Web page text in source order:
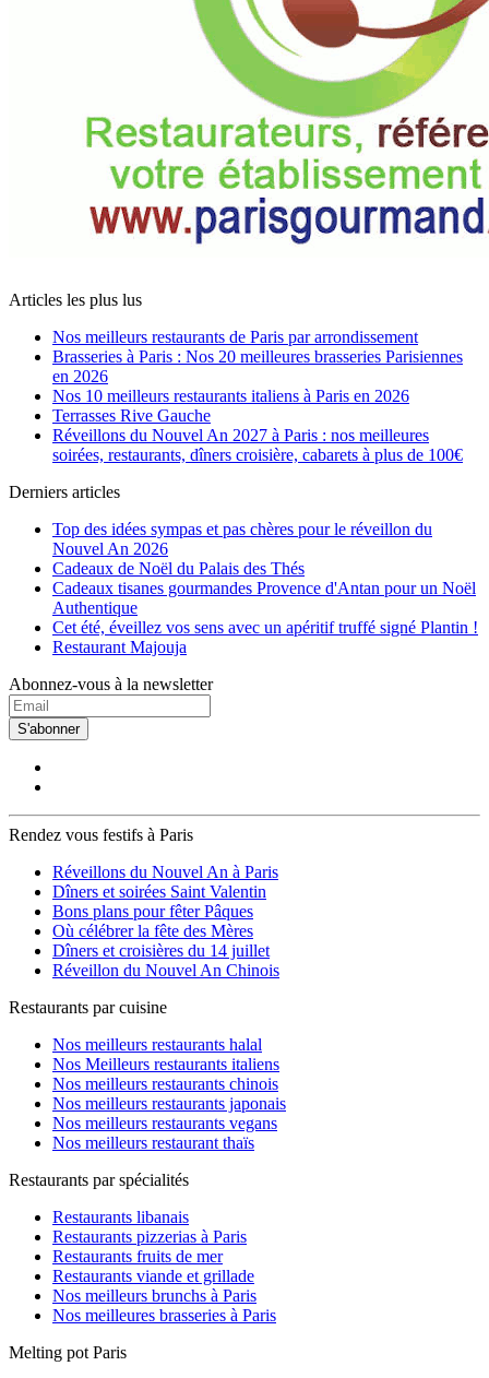
Articles les plus lus
Nos meilleurs restaurants de Paris par arrondissement
Brasseries à Paris : Nos 20 meilleures brasseries Parisiennes
en 2026
Nos 10 meilleurs restaurants italiens à Paris en 2026
Terrasses Rive Gauche
Réveillons du Nouvel An 2027 à Paris : nos meilleures
soirées, restaurants, dîners croisière, cabarets à plus de 100€
Derniers articles
Top des idées sympas et pas chères pour le réveillon du
Nouvel An 2026
Cadeaux de Noël du Palais des Thés
Cadeaux tisanes gourmandes Provence d'Antan pour un Noël
Authentique
Cet été, éveillez vos sens avec un apéritif truffé signé Plantin !
Restaurant Majouja
Abonnez-vous à la newsletter
S'abonner
Rendez vous festifs à Paris
Réveillons du Nouvel An à Paris
Dîners et soirées Saint Valentin
Bons plans pour fêter Pâques
Où célébrer la fête des Mères
Dîners et croisières du 14 juillet
Réveillon du Nouvel An Chinois
Restaurants par cuisine
Nos meilleurs restaurants halal
Nos Meilleurs restaurants italiens
Nos meilleurs restaurants chinois
Nos meilleurs restaurants japonais
Nos meilleurs restaurants vegans
Nos meilleurs restaurant thaïs
Restaurants par spécialités
Restaurants libanais
Restaurants pizzerias à Paris
Restaurants fruits de mer
Restaurants viande et grillade
Nos meilleurs brunchs à Paris
Nos meilleures brasseries à Paris
Melting pot Paris